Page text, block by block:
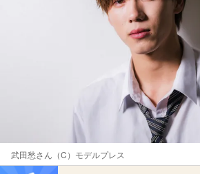
武田愁さん（C）モデルプレス